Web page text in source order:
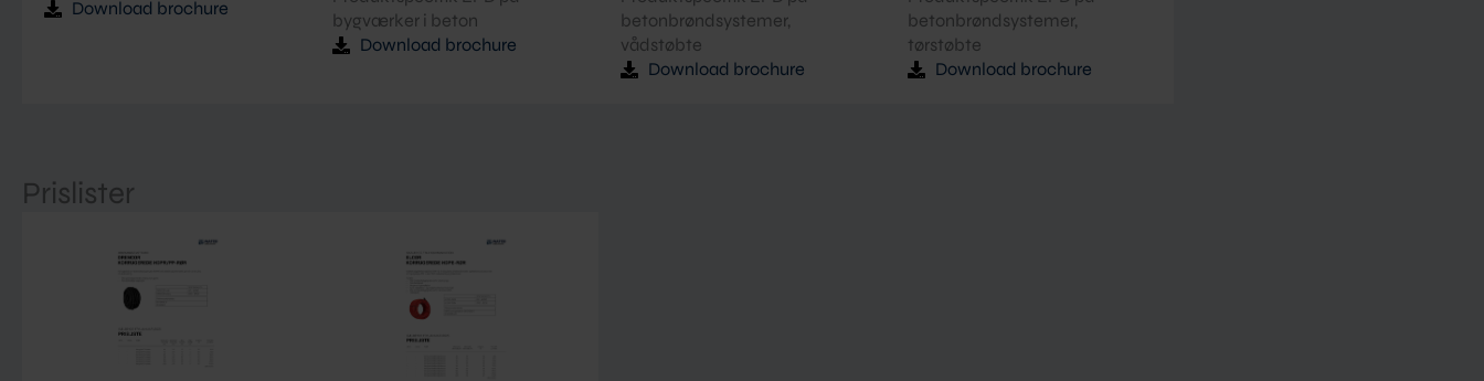
Download brochure
bygværker i beton
Download brochure
betonbrøndsystemer,
vådstøbte
Download brochure
betonbrøndsystemer,
tørstøbte
Download brochure
Prislister